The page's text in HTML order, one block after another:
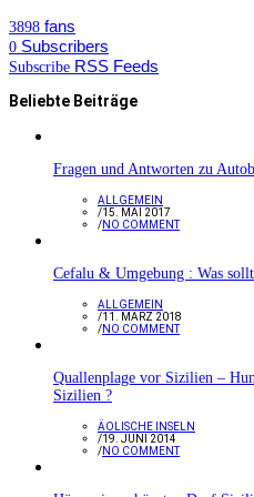
3898 fans
0 Subscribers
Subscribe RSS Feeds
Beliebte Beiträge
Fragen und Antworten zu
ALLGEMEIN
/15. MAI 2017
/NO COMMENT
Cefalu & Umgebung : Was
ALLGEMEIN
/11. MÄRZ 2018
/NO COMMENT
Quallenplage vor Sizilien –
Sizilien ?
ÄOLISCHE INSELN
/19. JUNI 2014
/NO COMMENT